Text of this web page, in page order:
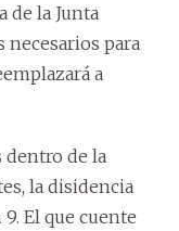
la Junta
necesarios para
a
dentro de la
la disidencia
El que cuente